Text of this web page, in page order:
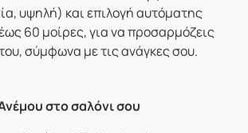
υψηλή) και επιλογή αυτόματης
60 μοίρες, για να προσαρμόζεις
σύμφωνα με τις ανάγκες σου.
στο σαλόνι σου